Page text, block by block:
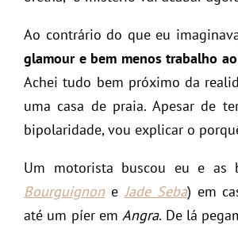
Ao contrário do que eu
glamour e bem menos trabalho
Achei tudo bem próximo da
uma casa de praia. Apesar de
bipolaridade, vou explicar o
Um motorista buscou eu e as
Bourguignon eJade Seba) em
até um píer emAngra. De lá